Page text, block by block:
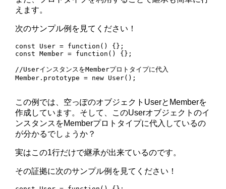
えます。
次のサンプル例を見てください！
const User = function() {};
const Member = function() {};
//UserインスタンスをMemberプロトタイプに代入
Member.prototype = new User();
この例では、空っぽのオブジェクトUserとMemberを
作成しています。そして、このUserオブジェクトのイ
ンスタンスをMemberプロトタイプに代入しているの
が分かるでしょうか？
実はこの1行だけで継承が出来ているのです。
その証拠に次のサンプル例を見てください！